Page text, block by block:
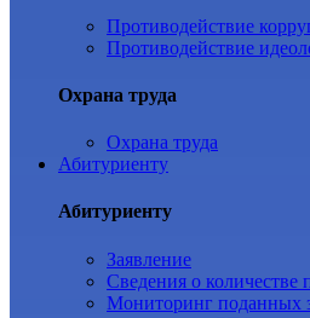
Противодействие
Противодействие
Охрана труда
Охрана труда
Абитуриенту
Абитуриенту
Заявление
Cведения о количестве
Мониторинг поданных